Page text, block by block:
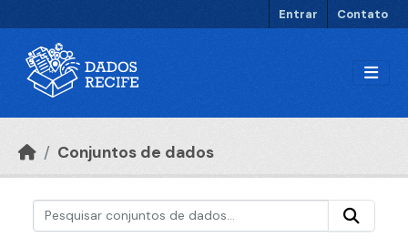
Entrar Contato
Conjuntos de dados